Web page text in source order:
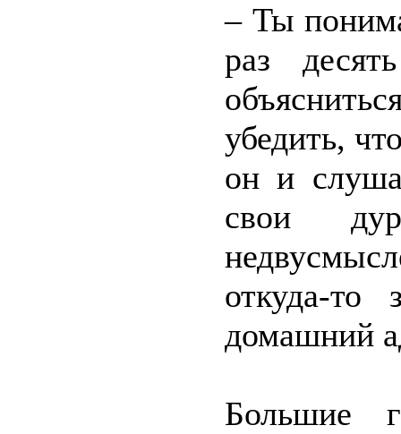
– Ты
раз
убедить,
он и
свои
откуда-
домашний
Большие